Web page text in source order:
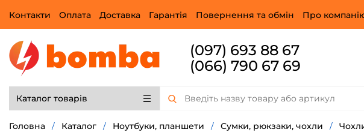
Контакти Оплата Доставка Гарантія Повернення та обмін Про
(097) 693 88 67
(066) 790 67 69
Каталог товарів
Головна / Каталог / Ноутбуки, планшети / Сумки, рюкзаки, чохли /